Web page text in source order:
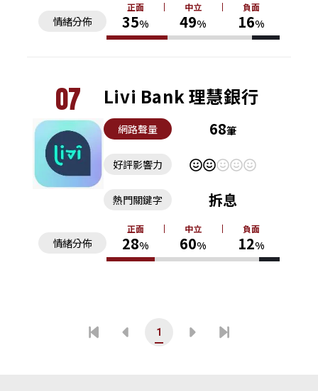
情緒分佈
正面
35%
中立
49%
負面
16%
07 Livi Bank 理慧銀行
網路聲量 68筆
好評影響力
情緒分佈
正面
28%
中立
60%
負面
12%
熱門關鍵字 拆息
1